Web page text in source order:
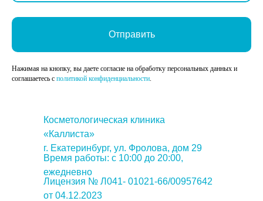
Отправить
Нажимая на кнопку, вы даете согласие на обработку персональных данных и
соглашаетесь c политикой конфиденциальности
Косметологическая клиника
«Каллиста»
г. Екатеринбург, ул. Фролова, дом 29
Время работы: с 10:00 до 20:00,
ежедневно
Лицензия № Л041- 01021-66/00957642
от 04.12.2023